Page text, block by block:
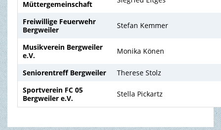
TOURISMUS & FREIZEIT
Müttergemeinschaft
Freiwillige Feuerwehr
Bergweiler
Stefan Kemmer
Musikverein Bergweiler
e.V.
Monika Könen
Seniorentreff Bergweiler
Therese Stolz
Sportverein FC 05
Bergweiler e.V.
Stella Pickartz